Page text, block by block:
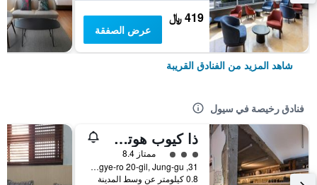
419 ﷼
عرض الصفقة
شاهد المزيد من الفنادق القريبة
فنادق رخيصة في سيول
ذا كيوب هوتل - دار ضيافة
تقييم فئة 3ممتاز 8.4
31, Toegye-ro 20-gil, Jung-gu, سيول, كوريا الجنوبية
0.8 كيلومتر عن وسط المدينة